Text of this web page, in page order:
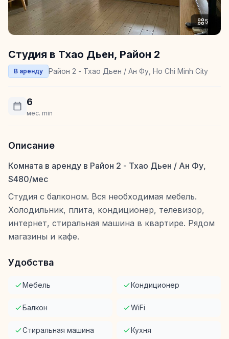
5
Студия в Тхао Дьен, Район 2
В аренду Район 2 - Тхао Дьен / Ан Фу, Ho Chi Minh City
6
мес. min
Описание
Комната в аренду в Район 2 - Тхао Дьен / Ан Фу,
$480/мес
Студия с балконом. Вся необходимая мебель.
Холодильник, плита, кондиционер, телевизор,
интернет, стиральная машина в квартире. Рядом
магазины и кафе.
Удобства
Мебель Кондиционер
Балкон WiFi
Стиральная машина Кухня